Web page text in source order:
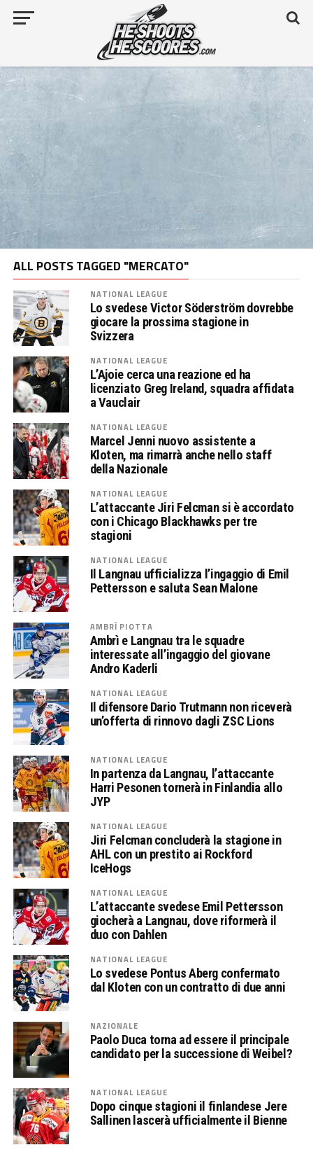
ALL POSTS TAGGED "MERCATO"
NATIONAL LEAGUE
Lo svedese Victor Söderström dovrebbe
giocare la prossima stagione in
Svizzera
NATIONAL LEAGUE
L’Ajoie cerca una reazione ed ha
licenziato Greg Ireland, squadra affidata
a Vauclair
NATIONAL LEAGUE
Marcel Jenni nuovo assistente a
Kloten, ma rimarrà anche nello staff
della Nazionale
NATIONAL LEAGUE
L’attaccante Jiri Felcman si è accordato
con i Chicago Blackhawks per tre
stagioni
NATIONAL LEAGUE
Il Langnau ufficializza l’ingaggio di Emil
Pettersson e saluta Sean Malone
AMBRÌ PIOTTA
Ambrì e Langnau tra le squadre
interessate all’ingaggio del giovane
Andro Kaderli
NATIONAL LEAGUE
Il difensore Dario Trutmann non riceverà
un’offerta di rinnovo dagli ZSC Lions
NATIONAL LEAGUE
In partenza da Langnau, l’attaccante
Harri Pesonen tornerà in Finlandia allo
JYP
NATIONAL LEAGUE
Jiri Felcman concluderà la stagione in
AHL con un prestito ai Rockford
IceHogs
NATIONAL LEAGUE
L’attaccante svedese Emil Pettersson
giocherà a Langnau, dove riformerà il
duo con Dahlen
NATIONAL LEAGUE
Lo svedese Pontus Aberg confermato
dal Kloten con un contratto di due anni
NAZIONALE
Paolo Duca torna ad essere il principale
candidato per la successione di Weibel?
NATIONAL LEAGUE
Dopo cinque stagioni il finlandese Jere
Sallinen lascerà ufficialmente il Bienne